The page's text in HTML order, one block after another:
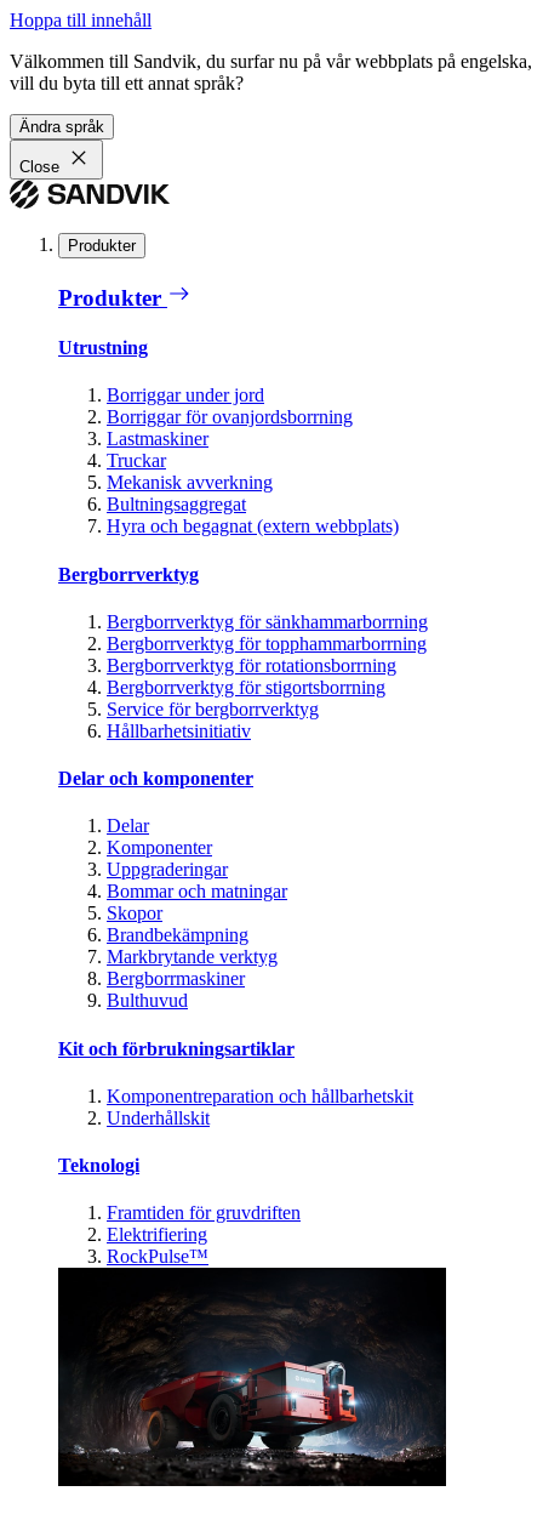
Hoppa till innehåll
Välkommen till Sandvik, du surfar nu på vår webbplats på engelska,
vill du byta till ett annat språk?
Ändra språk
Close
Produkter
Produkter
Utrustning
Borriggar under jord
Borriggar för ovanjordsborrning
Lastmaskiner
Truckar
Mekanisk avverkning
Bultningsaggregat
Hyra och begagnat (extern webbplats)
Bergborrverktyg
Bergborrverktyg för sänkhammarborrning
Bergborrverktyg för topphammarborrning
Bergborrverktyg för rotationsborrning
Bergborrverktyg för stigortsborrning
Service för bergborrverktyg
Hållbarhetsinitiativ
Delar och komponenter
Delar
Komponenter
Uppgraderingar
Bommar och matningar
Skopor
Brandbekämpning
Markbrytande verktyg
Bergborrmaskiner
Bulthuvud
Kit och förbrukningsartiklar
Komponentreparation och hållbarhetskit
Underhållskit
Teknologi
Framtiden för gruvdriften
Elektrifiering
RockPulse™